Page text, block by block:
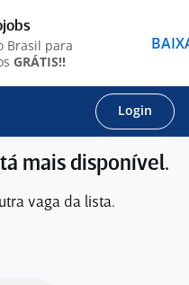
Login
mais disponível.
vaga da lista.
Brasil para
GRÁTIS!!